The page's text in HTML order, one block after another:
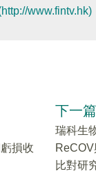
www.fintv.hk)
損收
下一
瑞科生
比對研